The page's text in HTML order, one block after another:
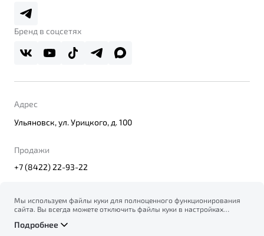
Belgee Плюс
Реферальная программа
Правовая информация
Бренд в соцсетях
Адрес
Ульяновск, ул. Урицкого, д. 100
Продажи
+7 (8422) 22-93-22
© 2026
Политика конфиденциальности персональных данных
Мы используем файлы куки для полноценного функционирования
сайта. Вы всегда можете отключить файлы куки в настройках
на сбор и использование файлов куки, и подтверждаете
Подробнее